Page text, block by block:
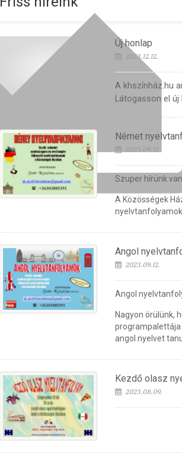
Új honlap
2023.12.12.
A khszínház.hu
Látogasson el új
Német
2023.09.12.
Szuper hírünk
A Közösségek
Angol
2023.09.12.
Angol
Nagyon örülünk,
programpalettája
angol nyelvet
Kezdő olasz
2023.08.09.